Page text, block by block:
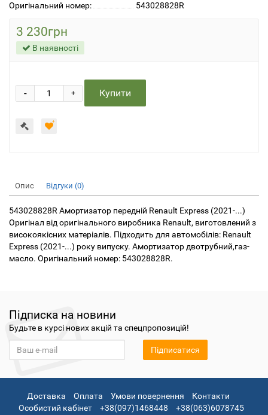
Оригінальний номер:
543028828R
3 230грн
В наявності
+
- Купити
Опис Відгуки (0)
543028828R Амортизатор передній Renault Express (2021-...)
Оригінал від оригінального виробника Renault, виготовлений з
високоякісних матеріалів. Підходить для автомобілів: Renault
Express (2021-...) року випуску. Амортизатор двотрубний,газ-
масло. Оригінальний номер: 543028828R.
Підписка на новини
Будьте в курсі нових акцій та спецпропозицій!
Підписатися
Доставка Оплата Умови повернення
Контакти
Особистий кабінет
+38(097)1468448 +38(063)6078745